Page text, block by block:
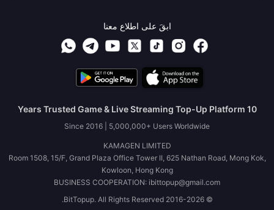
ابقَ على اطلاع معنا
10 Years Trusted Game & Live Streaming Top-Up Platform
Since 2016 | 5,000,000+ Users Worldwide
KAMAGEN LIMITED
Room 1508, 15/F, Grand Plaza Office Tower II, 625 Nathan Road, Mong Kok,
Kowloon, Hong Kong
BUSINESS COOPERATION: ibittopup@gmail.com
© 2016-2026 BitTopup. All Rights Reserved.